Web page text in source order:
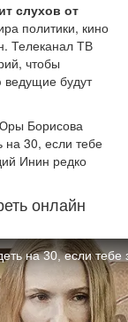
слухов от
политики, кино
Телеканал ТВ
чтобы
будут
Борисова
на 30, если тебе
Инин редко
онлайн